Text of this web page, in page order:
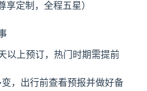
享定制，全程五星）
以上预订，热门时期需提前
变，出行前查看预报并做好备